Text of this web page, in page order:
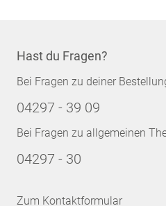
Hast du Fragen?
Bei Fragen zu deiner
04297 - 39 09
Bei Fragen zu allgemeinen
04297 - 30
Zum Kontaktformular